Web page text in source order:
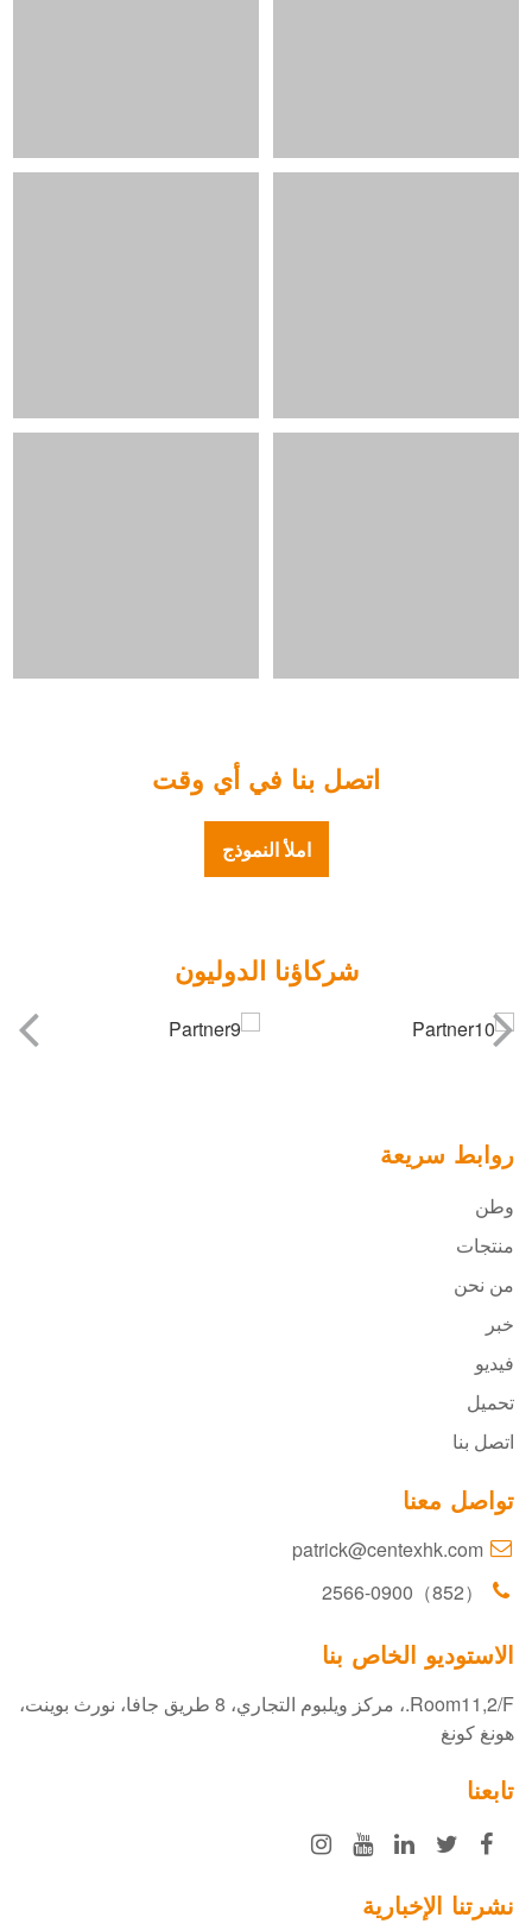
اتصل بنا في أي وقت
املأ النموذج
شركاؤنا الدوليون
روابط سريعة
وطن
منتجات
من نحن
خبر
فيديو
تحميل
اتصل بنا
تواصل معنا
patrick@centexhk.com
（852）2566-0900
الاستوديو الخاص بنا
Room11,2/F.، مركز ويلبوم التجاري، 8 طريق جافا، نورث بوينت،
هونغ كونغ
تابعنا
نشرتنا الإخبارية